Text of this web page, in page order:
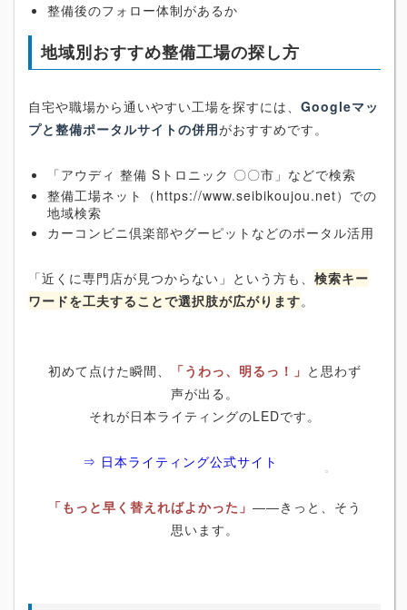
整備後のフォロー体制があるか
地域別おすすめ整備工場の探し方
自宅や職場から通いやすい工場を探すには、 Googleマッ
プと整備ポータルサイトの併用がおすすめです。
「アウディ 整備 Sトロニック 〇〇市」などで検索
整備工場ネット（https://www.seibikoujou.net）での
地域検索
カーコンビニ倶楽部やグーピットなどのポータル活用
「近くに専門店が見つからない」という方も、 検索キー
ワードを工夫することで選択肢が広がります。
初めて点けた瞬間、 「うわっ、明るっ！」 と思わず
声が出る。
それが日本ライティングのLEDです。
⇒ 日本ライティング公式サイト
「もっと早く替えればよかった」 ――きっと、そう
思います。